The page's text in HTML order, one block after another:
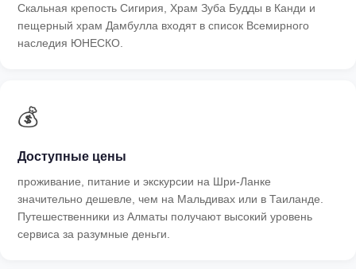
Скальная крепость Сигирия, Храм Зуба Будды в Канди и
пещерный храм Дамбулла входят в список Всемирного
наследия ЮНЕСКО.
💰
Доступные цены
проживание, питание и экскурсии на Шри-Ланке
значительно дешевле, чем на Мальдивах или в Таиланде.
Путешественники из Алматы получают высокий уровень
сервиса за разумные деньги.